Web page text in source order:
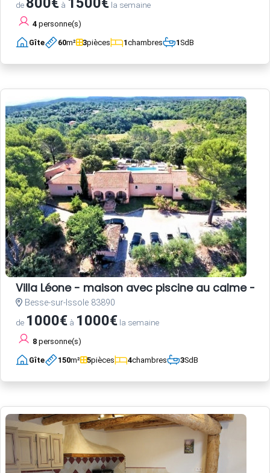
de à la semaine
4 personne(s)
Gîte 60m² 3pièces 1chambres 1SdB
Villa Léone - maison avec piscine au calme -
Besse-sur-Issole 83890
de 1000€ à 1000€ la semaine
8 personne(s)
Gîte 150m² 5pièces 4chambres 3SdB